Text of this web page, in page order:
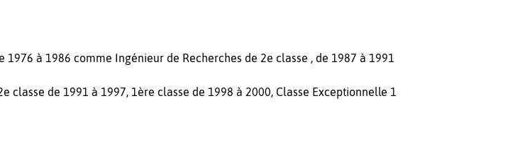
1976 à 1986 comme Ingénieur de Recherches de 2e classe , de 1987 à 1991
classe de 1991 à 1997, 1ère classe de 1998 à 2000, Classe Exceptionnelle 1